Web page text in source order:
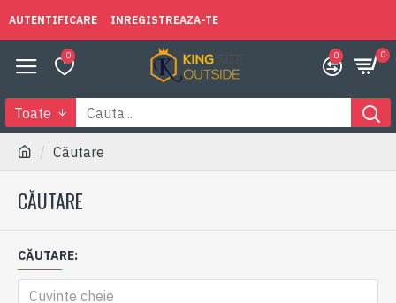
AUTENTIFICARE INREGISTREAZA-TE
0 0 0
Toate
Căutare
CĂUTARE
CĂUTARE: